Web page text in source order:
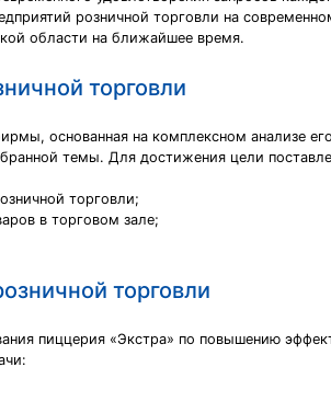
розничной торговли на
области на ближайшее время.
торговли
основанная на комплексном анализе
темы. Для достижения цели
торговли;
в торговом зале;
торговли
пиццерия «Экстра» по повышению